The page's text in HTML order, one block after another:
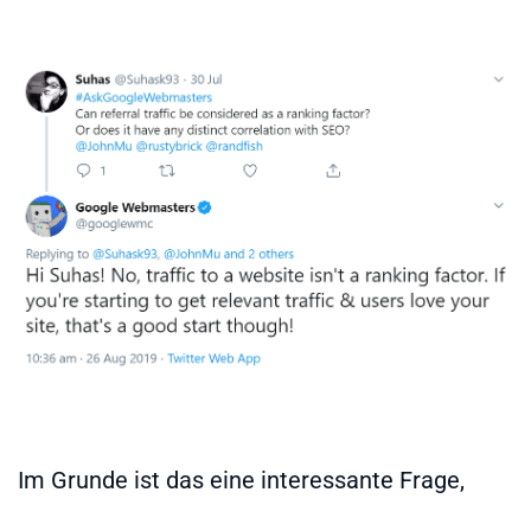
Im Grunde ist das eine interessante Frage,